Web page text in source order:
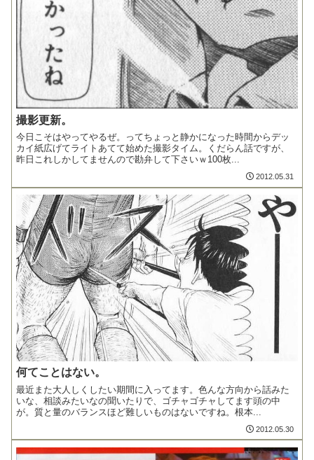
撮影更新。
今日こそはやってやるぜ。ってちょっと静かになった時間からデッ
カイ紙広げてライトあてて始めた撮影タイム。くだらん話ですが、
昨日これしかしてませんので勘弁して下さいｗ100枚...
2012.05.31
何てことはない。
最近また大人しくしたい期間に入ってます。色んな方向から話みた
いな、相談みたいなの聞いたりで、ゴチャゴチャしてます頭の中
が。質と量のバランスほど難しいものはないですね。根本...
2012.05.30